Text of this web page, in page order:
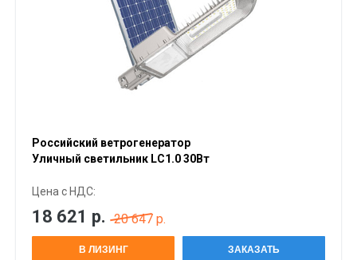
Российский ветрогенератор
Уличный светильник LC1.0 30Вт
Цена с НДС:
18 621 р. 20 647 р.
В ЛИЗИНГ ЗАКАЗАТЬ